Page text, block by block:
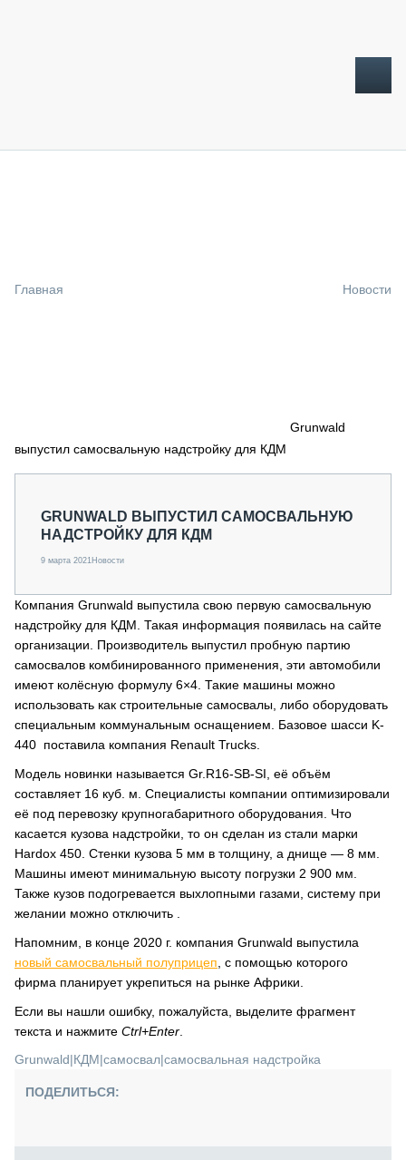
СПЕЦПРОЕКТЫ
О ПРОЕКТЕ
Главная Новости
Grunwald
выпустил самосвальную надстройку для КДМ
GRUNWALD ВЫПУСТИЛ САМОСВАЛЬНУЮ
НАДСТРОЙКУ ДЛЯ КДМ
9 марта 2021Новости
Компания Grunwald выпустила свою первую самосвальную
надстройку для КДМ. Такая информация появилась на сайте
организации. Производитель выпустил пробную партию
самосвалов комбинированного применения, эти автомобили
имеют колёсную формулу 6×4. Такие машины можно
использовать как строительные самосвалы, либо оборудовать
специальным коммунальным оснащением. Базовое шасси K-
440 поставила компания Renault Trucks.
Модель новинки называется Gr.R16-SB-SI, её объём
составляет 16 куб. м. Специалисты компании оптимизировали
её под перевозку крупногабаритного оборудования. Что
касается кузова надстройки, то он сделан из стали марки
Hardox 450. Стенки кузова 5 мм в толщину, а днище — 8 мм.
Машины имеют минимальную высоту погрузки 2 900 мм.
Также кузов подогревается выхлопными газами, систему при
желании можно отключить .
Напомним, в конце 2020 г. компания Grunwald выпустила
новый самосвальный полуприцеп , с помощью которого
фирма планирует укрепиться на рынке Африки.
Если вы нашли ошибку, пожалуйста, выделите фрагмент
текста и нажмите Ctrl+Enter
Grunwald|КДМ|самосвал|самосвальная надстройка
ПОДЕЛИТЬСЯ: